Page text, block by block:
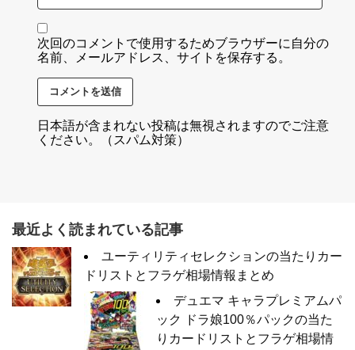
次回のコメントで使用するためブラウザーに自分の
名前、メールアドレス、サイトを保存する。
日本語が含まれない投稿は無視されますのでご注意
ください。（スパム対策）
最近よく読まれている記事
ユーティリティセレクションの当たりカー
ドリストとフラゲ相場情報まとめ
デュエマ キャラプレミアムパ
ック ドラ娘100％パックの当た
りカードリストとフラゲ相場情